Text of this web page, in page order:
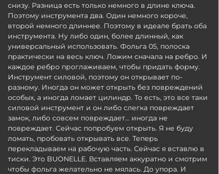
снизу. Разница есть только немного в длине ключа.
Поэтому инструмента два. Один немного короче,
второй немного длиннее. Поэтому в идеале брать оба
инструмента. Ну либо один, более длинный, как
универсальный использовать. Фольга 05, полоска
практически на весь ключ. Ложим сначала на ребро. И
каждое ребро проглаживаем, чтобы придать форму.
Инструмент силовой, поэтому он открывает по-
разному. Иногда он может открыть без повреждений
особых, а иногда ломает цилиндр. То есть, это все таки
силовой инструмент и он либо слегка повреждает
замок, либо совсем повреждает... иногда не
повреждает. Сейчас попробуем открыть. Я не буду
ломать, пробовать открывать все. Теперь
перекладываем на рабочую часть. Сейчас я вставлю в
тиски. Это BUONELLE. Вставляем аккуратно и смотрим
чтобы фольга желательно не мялась. До упора. И